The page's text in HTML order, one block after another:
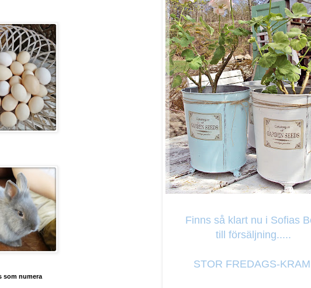
Finns så klart nu i Sofias
till försäljning.....
STOR FREDAGS-
som numera